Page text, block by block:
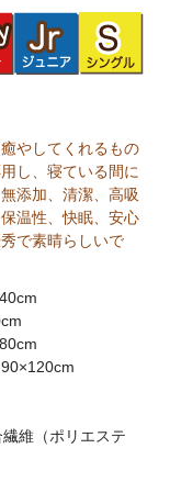
やしてくれるもの
し、寝ている間に
添加、清潔、高吸
温性、快眠、安心
で素晴らしいで
維（ポリエステ